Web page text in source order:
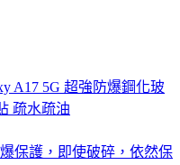
保護，即使破碎，依然保